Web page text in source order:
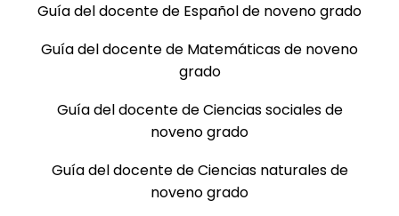
Guía del docente de Español de noveno grado
Guía del docente de Matemáticas de noveno
grado
Guía del docente de Ciencias sociales de
noveno grado
Guía del docente de Ciencias naturales de
noveno grado